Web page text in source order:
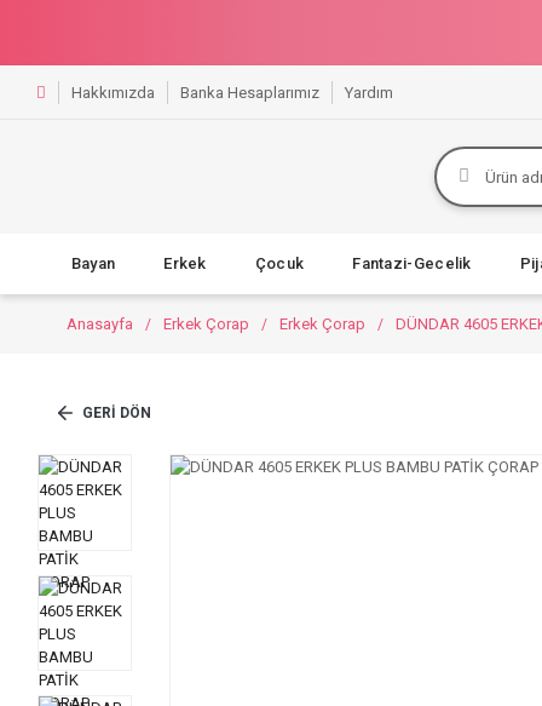
Hakkımızda Banka Hesaplarımız Yardım
Bayan Erkek Çocuk Fantazi-Gecelik
Anasayfa Erkek Çorap Erkek Çorap DÜNDAR 4605
GERI DÖN